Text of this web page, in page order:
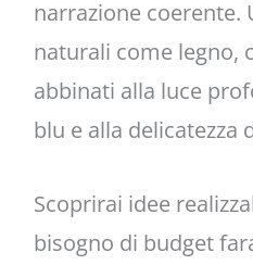
narrazione coerente.
naturali come legno,
abbinati alla luce
blu e alla delicatezza
Scoprirai idee
bisogno di budget